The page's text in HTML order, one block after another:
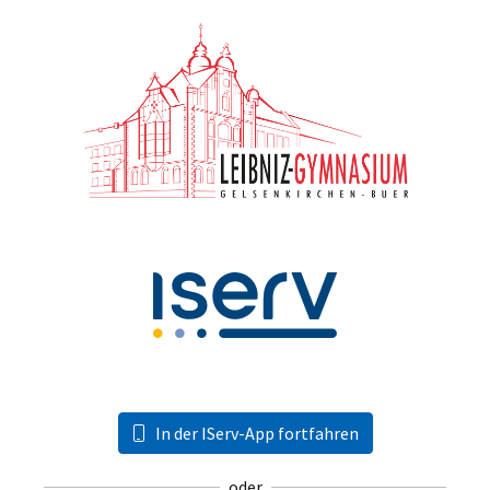
In der IServ-App fortfahren